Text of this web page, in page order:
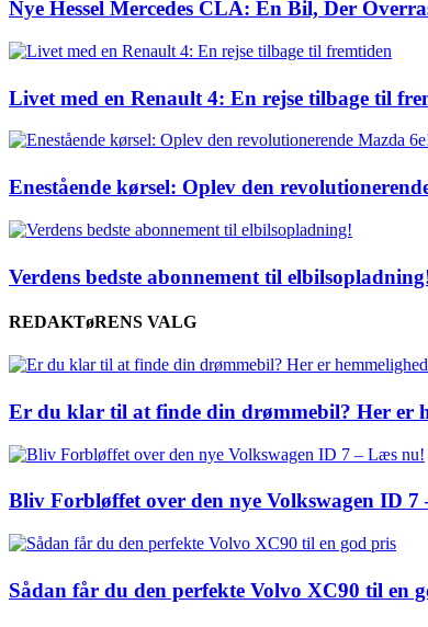
Nye Hessel Mercedes CLA: En Bil, Der
Livet med en Renault 4: En rejse tilbage til
Enestående kørsel: Oplev den
Verdens bedste abonnement til
REDAKTøRENS VALG
Er du klar til at finde din drømmebil? Her er
Bliv Forbløffet over den nye Volkswagen ID
Sådan får du den perfekte Volvo XC90 til en